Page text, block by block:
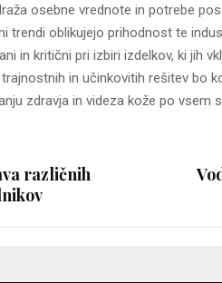
osebne vrednote in potrebe
trendi oblikujejo prihodnost te
in kritični pri izbiri izdelkov, ki jih
in učinkovitih rešitev bo
zdravja in videza kože po vsem
različnih